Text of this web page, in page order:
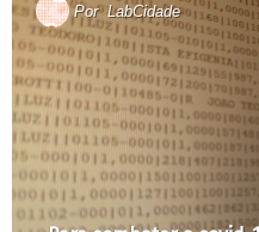
Por LabCidade